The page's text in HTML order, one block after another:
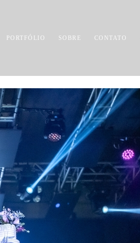
PORTFÓLIO SOBRE CONTATO